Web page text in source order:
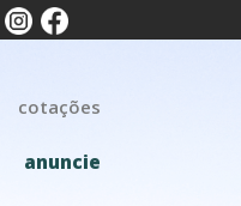
cotações
anuncie